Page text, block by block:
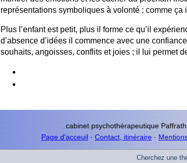
représentations symboliques à volonté ; comme
Plus l’enfant est petit, plus il forme ce qu’il
d’absence d’idées il commence avec une
souhaits, angoisses, conflits et joies ; il lui permet
cabinet psychothèrapeutique
Page d'acceuil · Contact, itinéraire ·
Cherchez une